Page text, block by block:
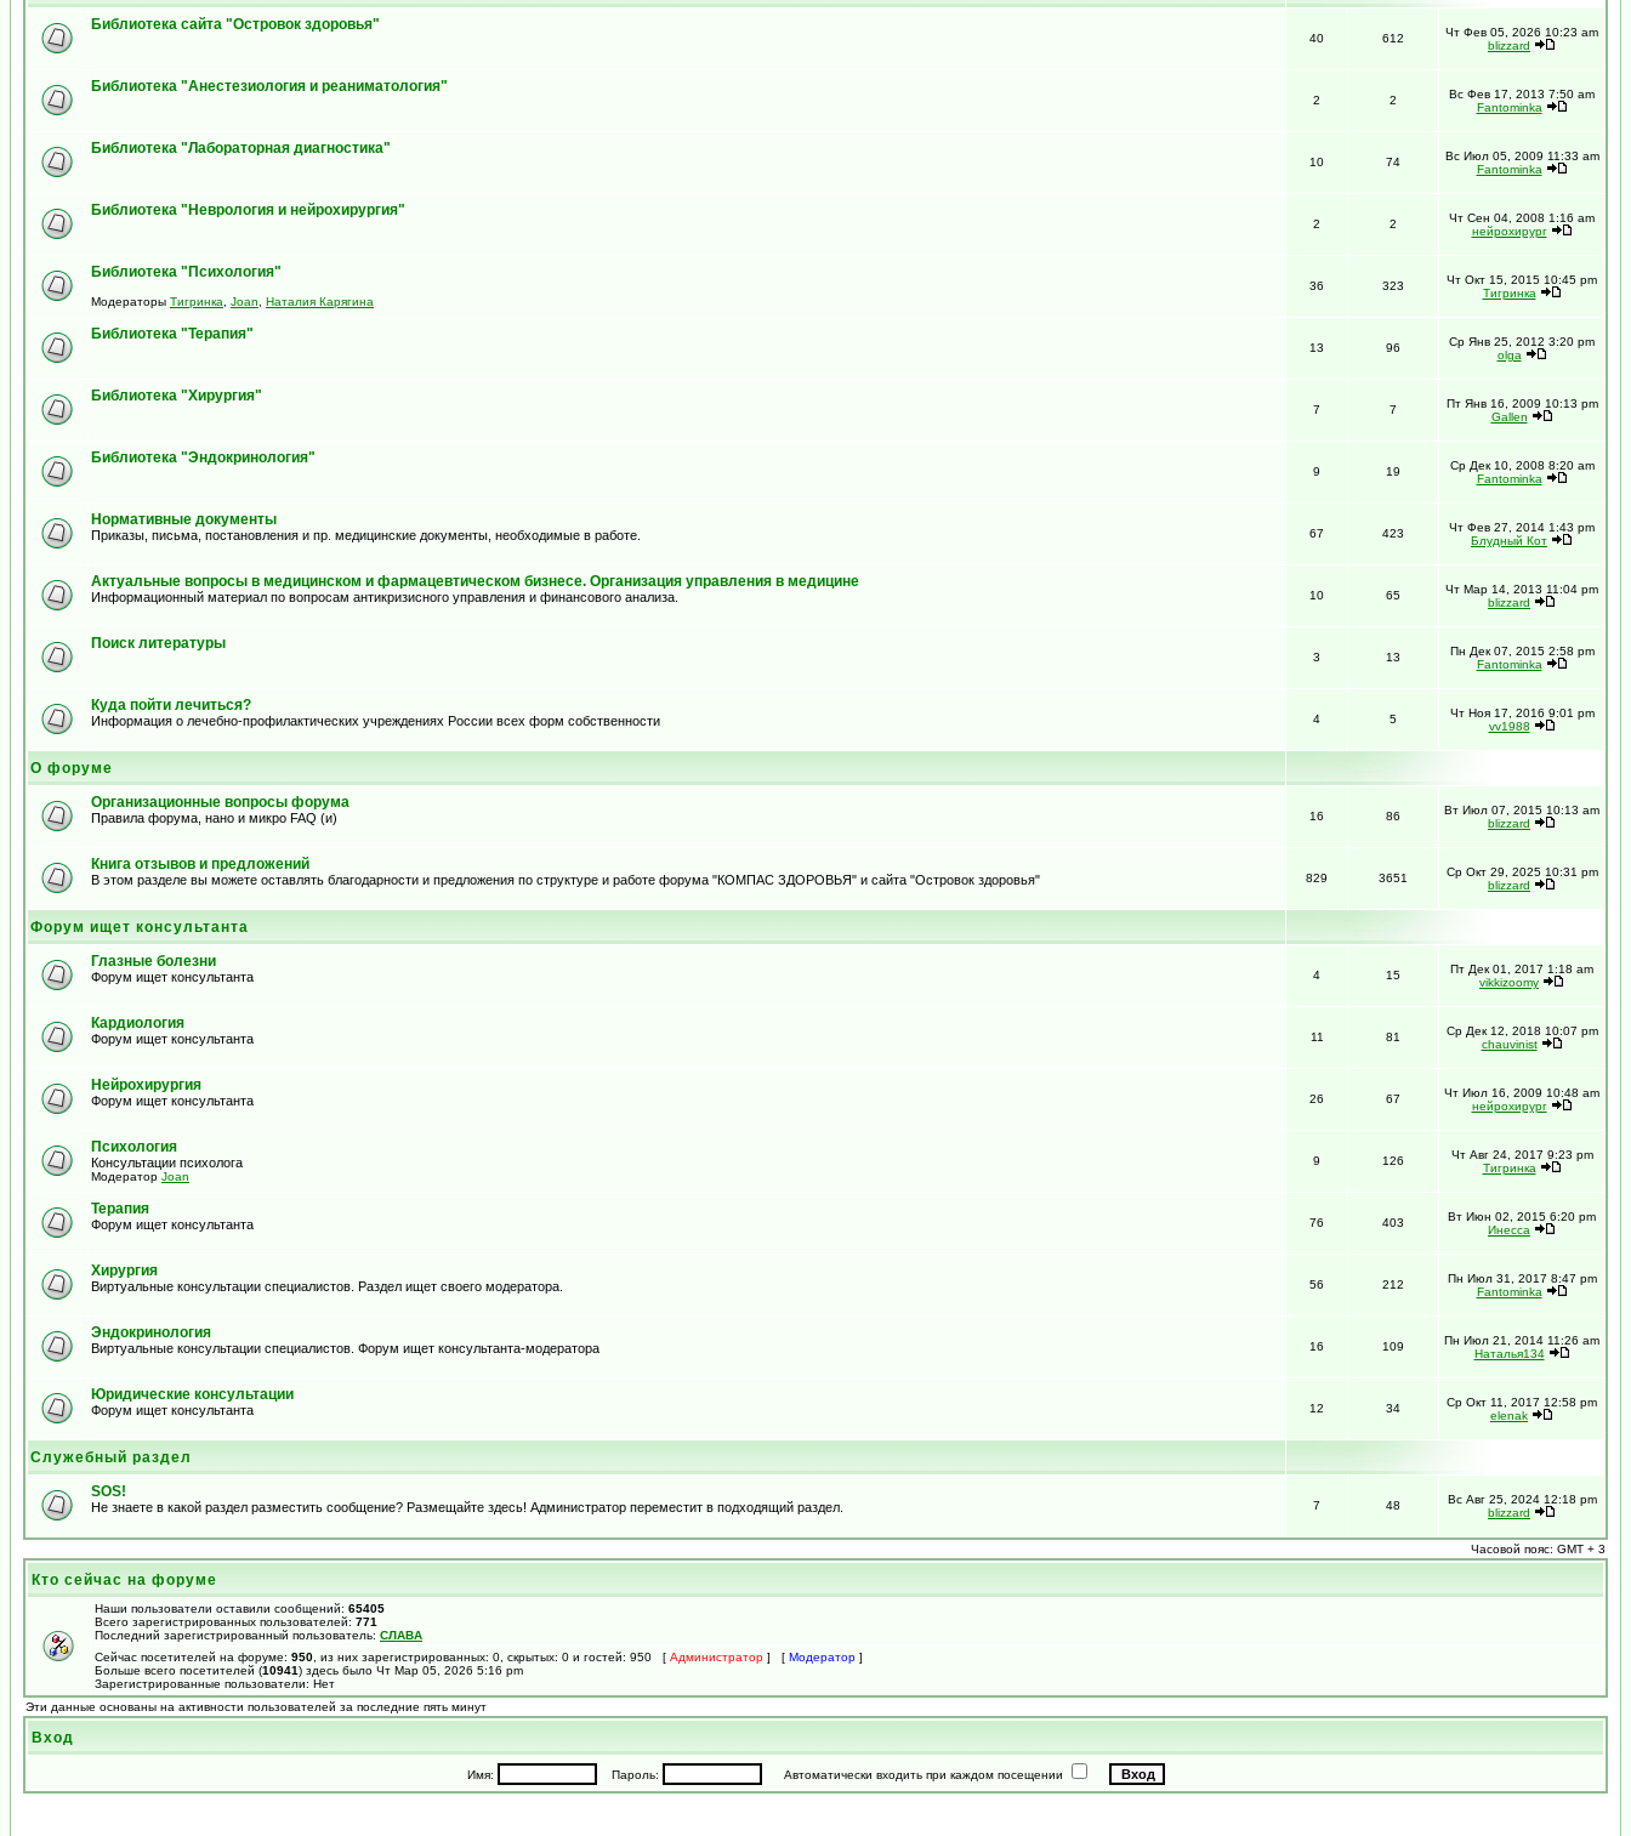
Библиотека сайта "Островок здоровья"
40 612
Чт Фев 05, 2026 10:23 am
blizzard
Библиотека "Анестезиология и реаниматология"
2 2
Вс Фев 17, 2013 7:50 am
Fantominka
Библиотека "Лабораторная диагностика"
10 74
Вс Июл 05, 2009 11:33 am
Fantominka
Библиотека "Неврология и нейрохирургия"
2 2
Чт Сен 04, 2008 1:16 am
нейрохирург
Библиотека "Психология"
Модераторы Тигринка Joan Наталия Карягина
36 323
Чт Окт 15, 2015 10:45 pm
Тигринка
Библиотека "Терапия"
13 96
Ср Янв 25, 2012 3:20 pm
olga
Библиотека "Хирургия"
7 7
Пт Янв 16, 2009 10:13 pm
Gallen
Библиотека "Эндокринология"
9 19
Ср Дек 10, 2008 8:20 am
Fantominka
Нормативные документы
Приказы, письма, постановления и пр. медицинские документы, необходимые в работе. 67 423
Чт Фев 27, 2014 1:43 pm
Блудный Кот
Актуальные вопросы в медицинском и фармацевтическом бизнесе. Организация управления в медицине
Информационный материал по вопросам антикризисного управления и финансового анализа. 10 65
Чт Мар 14, 2013 11:04 pm
blizzard
Поиск литературы
3 13
Пн Дек 07, 2015 2:58 pm
Fantominka
Куда пойти лечиться?
Информация о лечебно-профилактических учреждениях России всех форм собственности 4 5
Чт Ноя 17, 2016 9:01 pm
vv1988
О форуме
Организационные вопросы форума
Правила форума, нано и микро FAQ (и) 16 86
Вт Июл 07, 2015 10:13 am
blizzard
Книга отзывов и предложений
В этом разделе вы можете оставлять благодарности и предложения по структуре и работе форума "КОМПАС ЗДОРОВЬЯ" и сайта "Островок здоровья" 829 3651
Ср Окт 29, 2025 10:31 pm
blizzard
Форум ищет консультанта
Глазные болезни
Форум ищет консультанта 4 15
Пт Дек 01, 2017 1:18 am
vikkizoomy
Кардиология
Форум ищет консультанта 11 81
Ср Дек 12, 2018 10:07 pm
chauvinist
Нейрохирургия
Форум ищет консультанта 26 67
Чт Июл 16, 2009 10:48 am
нейрохирург
Психология
Консультации психолога
Модератор Joan
9 126
Чт Авг 24, 2017 9:23 pm
Тигринка
Терапия
Форум ищет консультанта 76 403
Вт Июн 02, 2015 6:20 pm
Инесса
Хирургия
Виртуальные консультации специалистов. Раздел ищет своего модератора. 56 212
Пн Июл 31, 2017 8:47 pm
Fantominka
Эндокринология
Виртуальные консультации специалистов. Форум ищет консультанта-модератора 16 109
Пн Июл 21, 2014 11:26 am
Наталья134
Юридические консультации
Форум ищет консультанта 12 34
Ср Окт 11, 2017 12:58 pm
elenak
Служебный раздел
SOS!
Не знаете в какой раздел разместить сообщение? Размещайте здесь! Администратор переместит в подходящий раздел. 7 48
Вс Авг 25, 2024 12:18 pm
blizzard
Часовой пояс: GMT + 3
Кто сейчас на форуме
Наши пользователи оставили сообщений: 65405
Всего зарегистрированных пользователей: 771
Последний зарегистрированный пользователь: СЛАВА
Сейчас посетителей на форуме: 950 , из них зарегистрированных: 0, скрытых: 0 и гостей: 950 [ Администратор ] [ Модератор ]
Больше всего посетителей (10941) здесь было Чт Мар 05, 2026 5:16 pm
Зарегистрированные пользователи: Нет
Эти данные основаны на активности пользователей за последние пять минут
Вход
Имя: Пароль: Автоматически входить при каждом посещении